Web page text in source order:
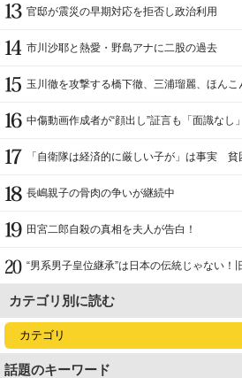
官邸が震災の早期対応を拒否し政治利用
市川沙耶と熱愛・野島アナに二股の過去
玉川徹を攻撃する橋下徹、三浦瑠麗、ほん
中傷動画作成者が“顔出し”証言も「面識なし
「自衛隊は経済的に厳しい子が」は事実
長嶋親子の骨肉の争いが継続中
田宮二郎自殺の真相を夫人が告白！
“男系男子皇位継承”は日本の伝統じゃない！
尊び女を卑む」と
カテゴリ別に読む
話題のキーワード